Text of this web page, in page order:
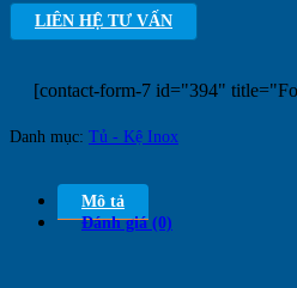
LIÊN HỆ TƯ VẤN
[contact-form-7 id="394"
Danh mục: Tủ - Kệ Inox
Mô tả
Đánh giá (0)